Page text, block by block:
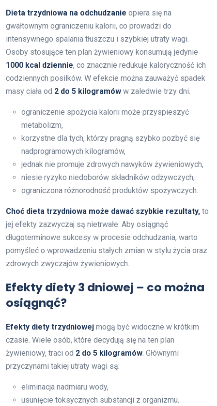
Dieta trzydniowa na odchudzanie opiera się na
gwałtownym ograniczeniu kalorii, co prowadzi do
intensywnego spalania tłuszczu i szybkiej utraty wagi.
Osoby stosujące ten plan żywieniowy konsumują jedynie
1000 kcal dziennie, co znacznie redukuje kaloryczność ich
codziennych posiłków. W efekcie można zauważyć spadek
masy ciała od 2 do 5 kilogramów w zaledwie trzy dni.
ograniczenie spożycia kalorii może przyspieszyć
metabolizm,
korzystne dla tych, którzy pragną szybko pozbyć się
nadprogramowych kilogramów,
jednak nie promuje zdrowych nawyków żywieniowych,
niesie ryzyko niedoborów składników odżywczych,
ograniczona różnorodność produktów spożywczych.
Choć dieta trzydniowa może dawać szybkie rezultaty, to
jej efekty zazwyczaj są nietrwałe. Aby osiągnąć
długoterminowe sukcesy w procesie odchudzania, warto
pomyśleć o wprowadzeniu stałych zmian w stylu życia oraz
zdrowych zwyczajów żywieniowych.
Efekty diety 3 dniowej – co można
osiągnąć?
Efekty diety trzydniowej mogą być widoczne w krótkim
czasie. Wiele osób, które decydują się na ten plan
żywieniowy, traci od 2 do 5 kilogramów. Głównymi
przyczynami takiej utraty wagi są:
eliminacja nadmiaru wody,
usunięcie toksycznych substancji z organizmu.